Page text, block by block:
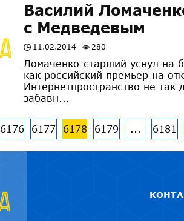
Василий
с Медведевым
11.02.2014 280
Ломаченко-старший уснул на
как российский премьер на
Интернет­пространство не так
забавн...
6176 6177 6178 6179 ... 6181